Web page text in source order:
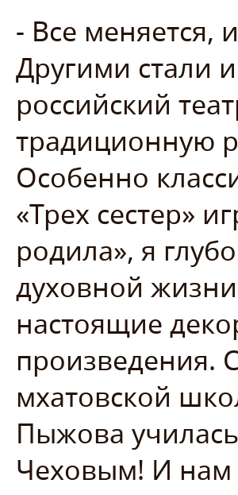
- Все меняется,
Другими стали
российский
традиционную
Особенно
«Трех сестер»
родила», я
духовной
настоящие
произведения.
мхатовской
Пыжова
Чеховым! И нам